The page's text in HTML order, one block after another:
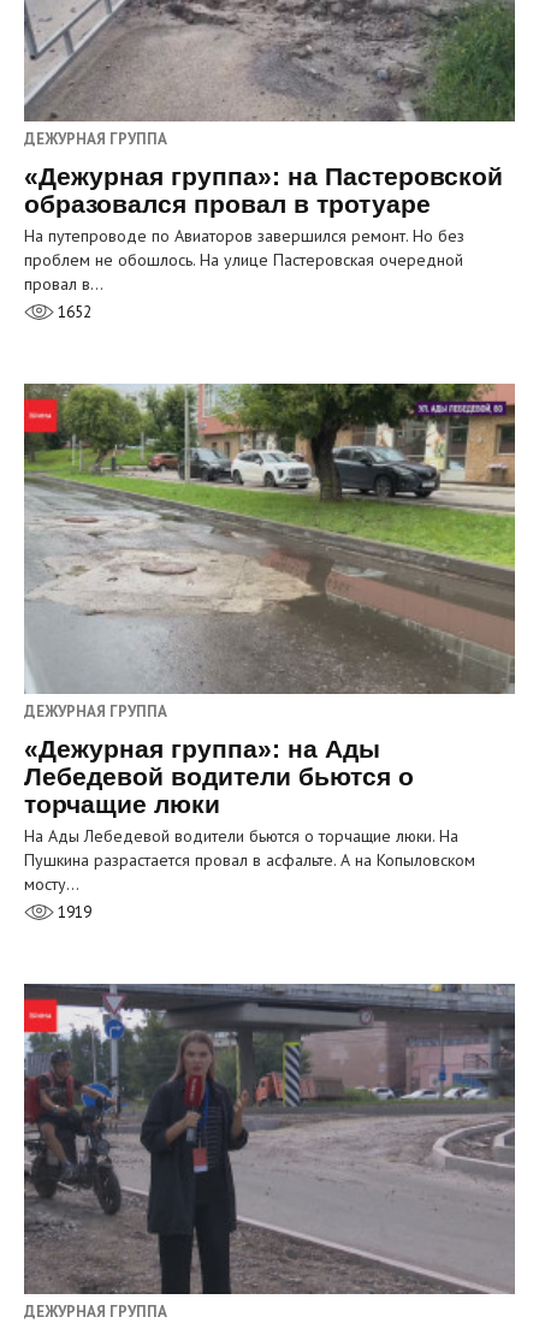
ДЕЖУРНАЯ ГРУППА
«Дежурная группа»: на Пастеровской
образовался провал в тротуаре
На путепроводе по Авиаторов завершился ремонт. Но без
проблем не обошлось. На улице Пастеровская очередной
провал в…
1652
ДЕЖУРНАЯ ГРУППА
«Дежурная группа»: на Ады
Лебедевой водители бьются о
торчащие люки
На Ады Лебедевой водители бьются о торчащие люки. На
Пушкина разрастается провал в асфальте. А на Копыловском
мосту…
1919
ДЕЖУРНАЯ ГРУППА